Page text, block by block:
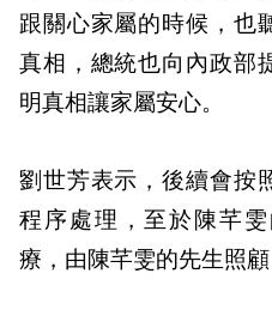
跟關心家屬的時候，也
真相，總統也向內政部
明真相讓家屬安心。
劉世芳表示，後續會按
程序處理，至於陳芊
療，由陳芊雯的先生照